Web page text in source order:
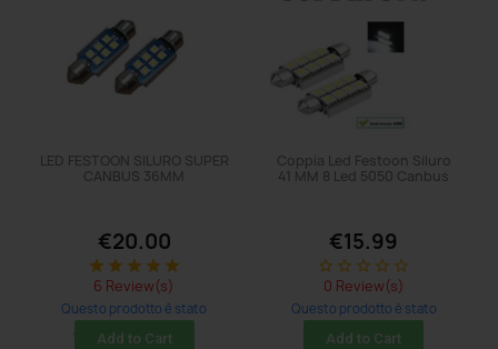
LED FESTOON SILURO SUPER
CANBUS 36MM
€20.00
star star star star star
6 Review(s)
Questo prodotto è stato
acquistato: 35 times
Add to Cart
Coppia Led Festoon Siluro
41 MM 8 Led 5050 Canbus
€15.99
star_border star_border star_border star_border star_border
0 Review(s)
Questo prodotto è stato
acquistato: 17 times
Add to Cart